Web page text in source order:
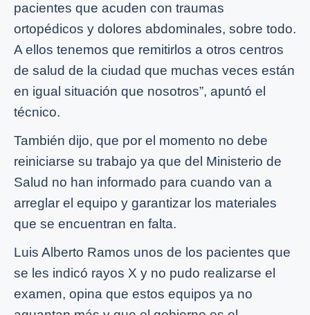
pacientes que acuden con traumas
ortopédicos y dolores abdominales, sobre todo.
A ellos tenemos que remitirlos a otros centros
de salud de la ciudad que muchas veces están
en igual situación que nosotros”, apuntó el
técnico.
También dijo, que por el momento no debe
reiniciarse su trabajo ya que del Ministerio de
Salud no han informado para cuando van a
arreglar el equipo y garantizar los materiales
que se encuentran en falta.
Luis Alberto Ramos unos de los pacientes que
se les indicó rayos X y no pudo realizarse el
examen, opina que estos equipos ya no